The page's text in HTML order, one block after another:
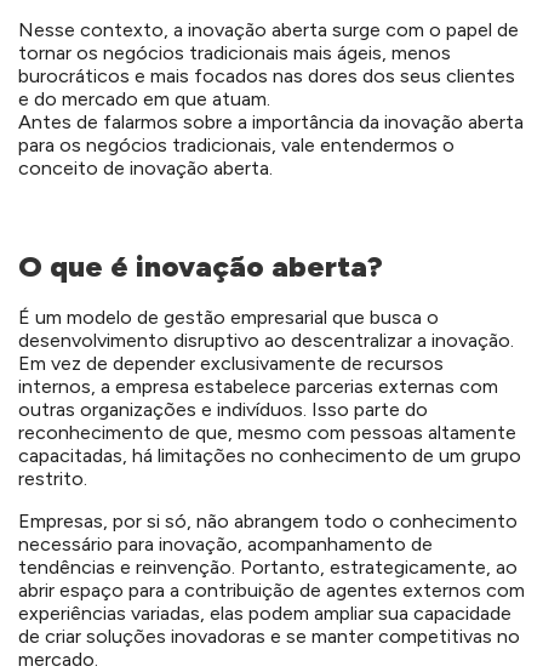
Nesse contexto, a inovação aberta surge com o papel de
tornar os negócios tradicionais mais ágeis, menos
burocráticos e mais focados nas dores dos seus clientes
e do mercado em que atuam.
Antes de falarmos sobre a importância da inovação aberta
para os negócios tradicionais, vale entendermos o
conceito de inovação aberta.
O que é inovação aberta?
É um modelo de gestão empresarial que busca o
desenvolvimento disruptivo ao descentralizar a inovação.
Em vez de depender exclusivamente de recursos
internos, a empresa estabelece parcerias externas com
outras organizações e indivíduos. Isso parte do
reconhecimento de que, mesmo com pessoas altamente
capacitadas, há limitações no conhecimento de um grupo
restrito.
Empresas, por si só, não abrangem todo o conhecimento
necessário para inovação, acompanhamento de
tendências e reinvenção. Portanto, estrategicamente, ao
abrir espaço para a contribuição de agentes externos com
experiências variadas, elas podem ampliar sua capacidade
de criar soluções inovadoras e se manter competitivas no
mercado.